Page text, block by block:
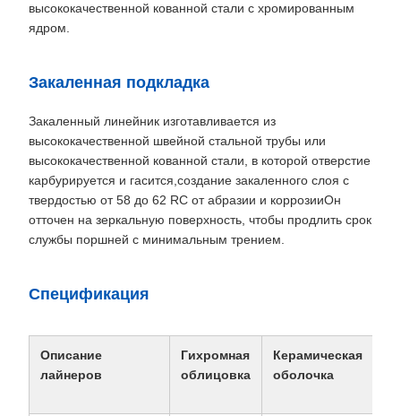
высококачественной кованной стали с хромированным
ядром.
Закаленная подкладка
Закаленный линейник изготавливается из
высококачественной швейной стальной трубы или
высококачественной кованной стали, в которой отверстие
карбурируется и гасится,создание закаленного слоя с
твердостью от 58 до 62 RC от абразии и коррозииОн
отточен на зеркальную поверхность, чтобы продлить срок
службы поршней с минимальным трением.
Спецификация
Описание
лайнеров
Гихромная
облицовка
Керамическая
оболочка